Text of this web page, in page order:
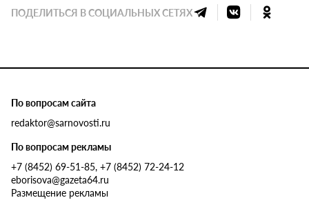
ПОДЕЛИТЬСЯ В СОЦИАЛЬНЫХ СЕТЯХ
По вопросам сайта
redaktor@sarnovosti.ru
По вопросам рекламы
+7 (8452) 69-51-85, +7 (8452) 72-24-12
eborisova@gazeta64.ru
Размещение рекламы